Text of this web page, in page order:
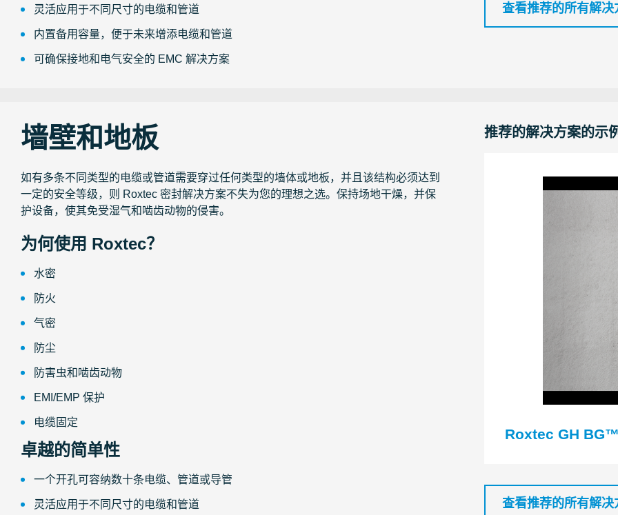
灵活应用于不同尺寸的电缆和管道
内置备用容量，便于未来增添电缆和管道
可确保接地和电气安全的 EMC 解决方案
查看推荐的所有解决
墙壁和地板
如有多条不同类型的电缆或管道需要穿过任何类型的墙体或地板，并且该结构必须达到
一定的安全等级，则 Roxtec 密封解决方案不失为您的理想之选。保持场地干燥，并保
护设备，使其免受湿气和啮齿动物的侵害。
为何使用 Roxtec？
水密
防火
气密
防尘
防害虫和啮齿动物
EMI/EMP 保护
电缆固定
卓越的简单性
一个开孔可容纳数十条电缆、管道或导管
灵活应用于不同尺寸的电缆和管道
推荐的解决方案的示
Roxtec GH
查看推荐的所有解决